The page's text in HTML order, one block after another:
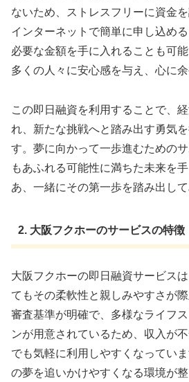
ないため、ストレスフリーに資金
インターネットで簡単に申し込め
必要な金額を手に入れることも可
多くの人々に安心感を与え、心に余
この即日融資を利用することで、
れ、新たな挑戦へと踏み出す勇気
す。夢に向かって一歩進むための
もあふれる可能性に満ちた未来を
あ、一緒にその第一歩を踏み出し
2. 大阪フクホーのサービスの特徴
大阪フクホーの即日融資サービス
てもその柔軟性と親しみやすさが
審査基準が明確で、多様なライフ
ンが用意されているため、収入が
でも気軽に利用しやすくなってい
の夢を追いかけやすくなる環境が整